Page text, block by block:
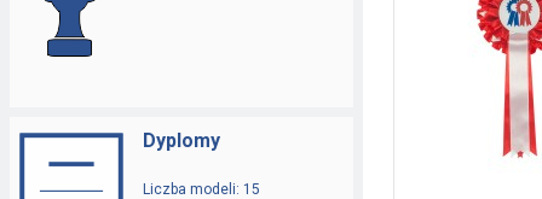
Dyplomy
Liczba modeli: 15